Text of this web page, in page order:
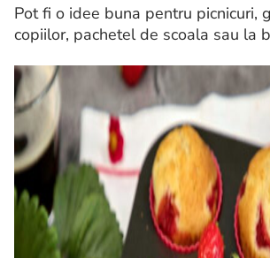
Pot fi o idee buna pentru picnicuri,
copiilor, pachetel de scoala sau la